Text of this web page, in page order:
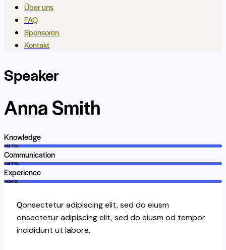
Über uns
FAQ
Sponsoren
Kontakt
Speaker
Anna Smith
Knowledge
80%
Communication
90%
Experience
88%
Qonsectetur adipiscing elit, sed do eiusm
onsectetur adipiscing elit, sed do eiusm od tempor
incididunt ut labore.